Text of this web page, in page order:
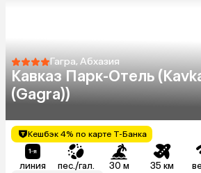
Гагра, Абхазия
Кавказ Парк-Отель
(Gagra))
Кешбэк 4% по карте Т-Банка
линия пес./гал. 30 м 35 км